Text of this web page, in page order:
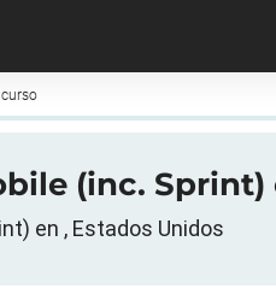
(inc.
en , Estados Unidos